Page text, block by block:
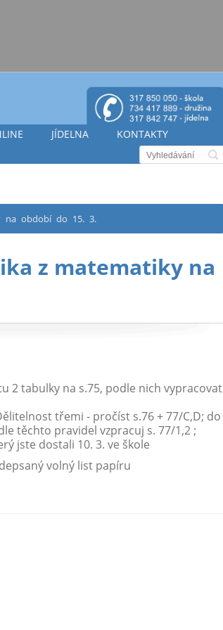
JÍDELNA KONTAKTY
na období do 15. 3.
z matematiky na
2 tabulky na s.75, podle nich vypracovat
75/2,5celé; 76/6,7.
s.76 + 77/C,D; do
těchto pravidel vzpracuj s. 77/1,2 ;
jste dostali 10. 3. ve škole
volný list papíru